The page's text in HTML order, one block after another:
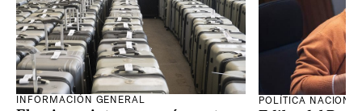
INFORMACIÓN GENERAL POLÍTICA